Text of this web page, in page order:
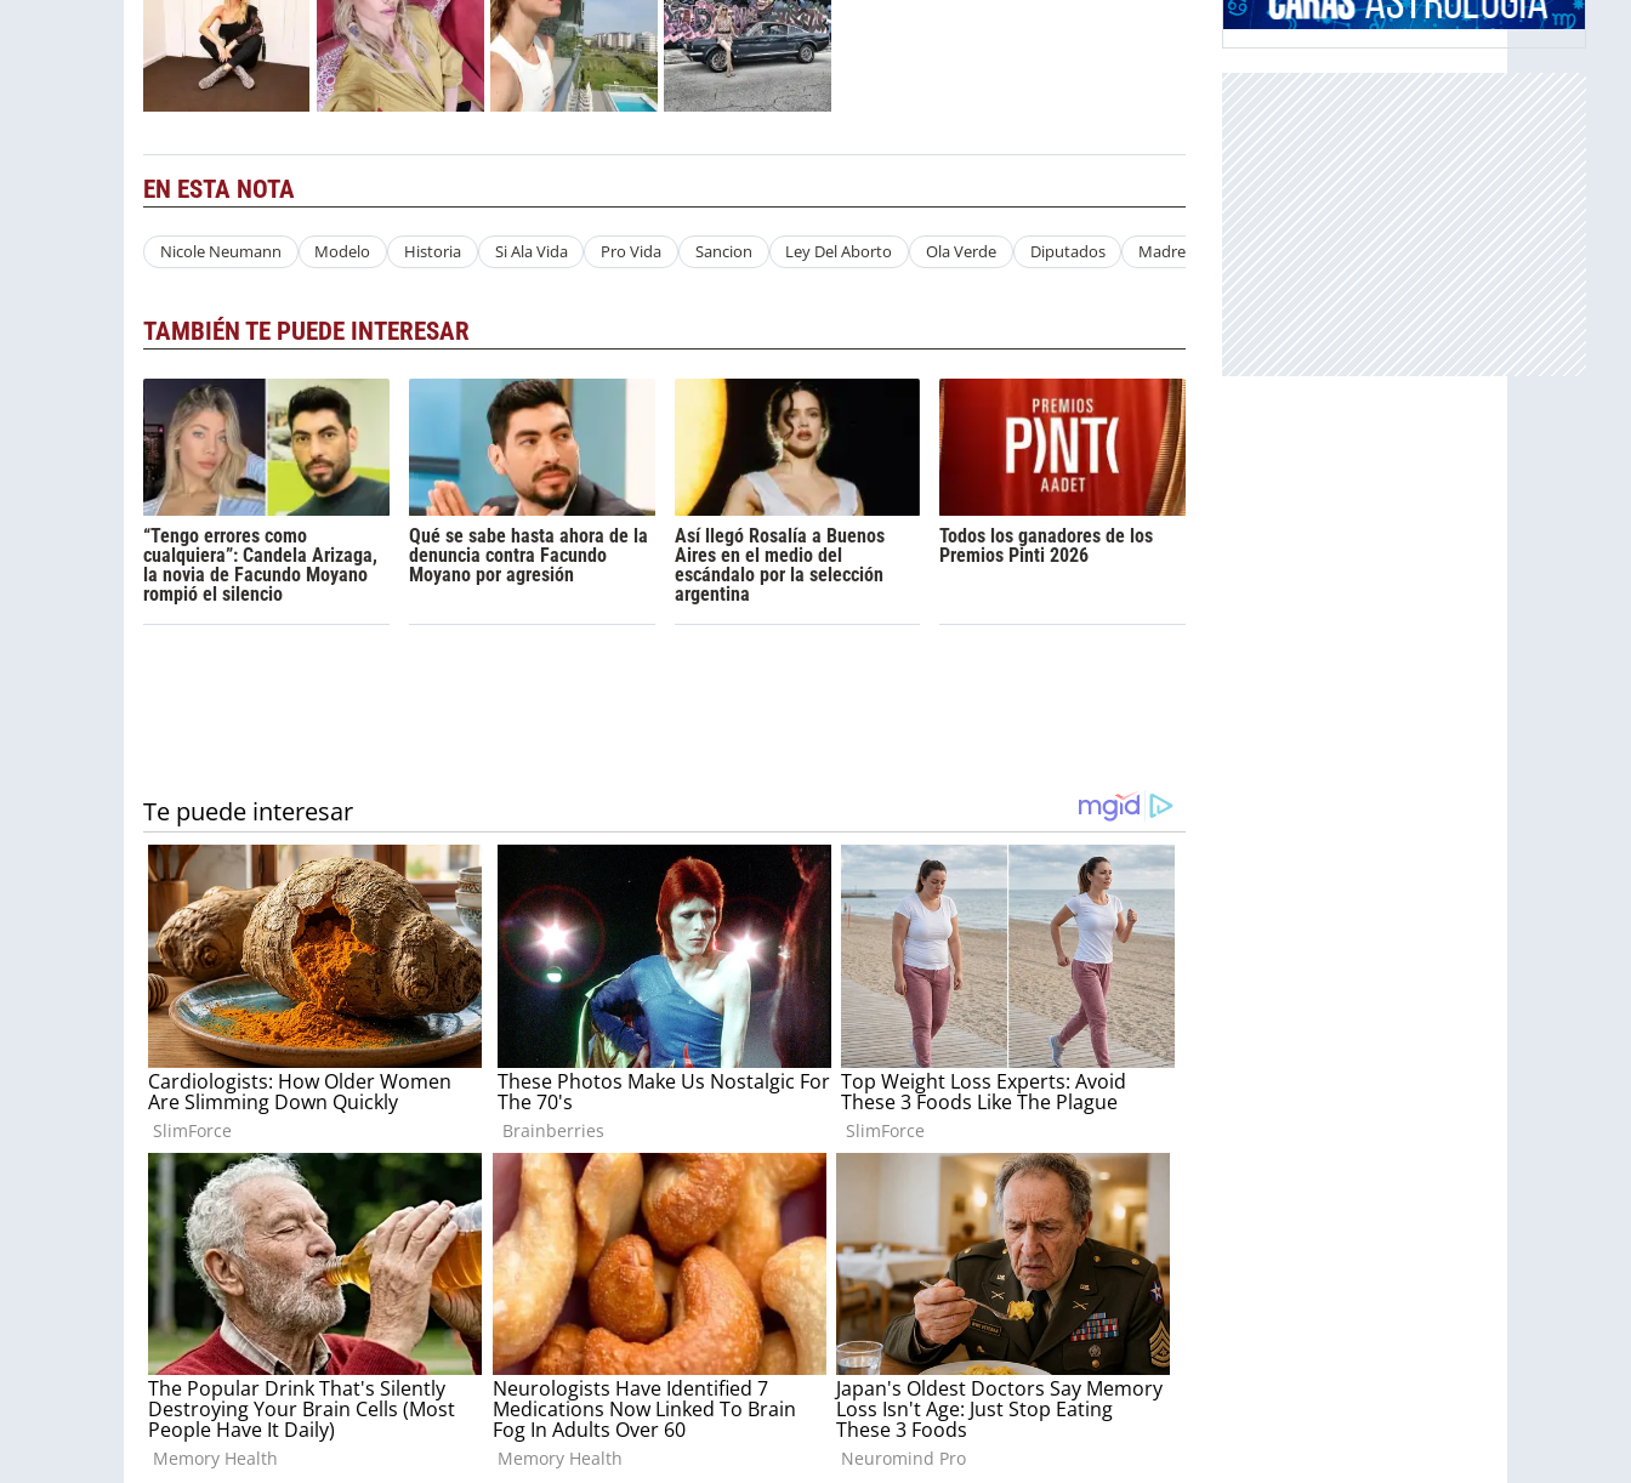
EN ESTA NOTA
Nicole Neumann Modelo Historia Si Ala Vida Pro Vida Sancion Ley Del Aborto Ola Verde Diputados Madres
TAMBIÉN TE PUEDE INTERESAR
“Tengo errores como
cualquiera”: Candela Arizaga,
la novia de Facundo Moyano
rompió el silencio
Qué se sabe hasta ahora de la
denuncia contra Facundo
Moyano por agresión
Así llegó Rosalía a Buenos
Aires en el medio del
escándalo por la selección
argentina
Todos los ganadores de los
Premios Pinti 2026